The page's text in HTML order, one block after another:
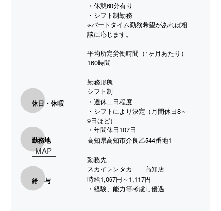
・休憩60分有り
・シフト制勤務
※パートタイム勤務希望があれば相
談に応じます。
平均所定労働時間（1ヶ月あたり）
160時間
勤務形態
シフト制
休日・休暇
・週休二日程度
・シフトにより決定（月間休日8～
9日ほど）
・年間休日107日
勤務地
MAP
高知県高知市介良乙544番地1
勤務先
スカイレンタカー 高知店
給 与
時給1,067円～1,117円
・経験、能力等考慮し優遇